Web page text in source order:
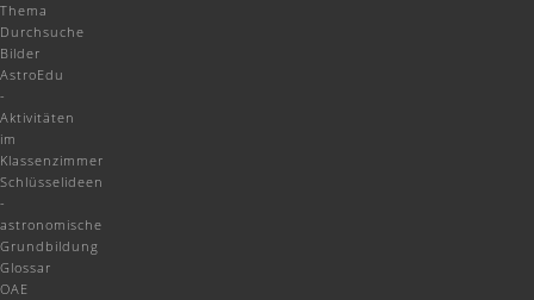
Thema
Durchsuche
Bilder
AstroEdu
-
Aktivitäten
im
Klassenzimmer
Schlüsselideen
-
astronomische
Grundbildung
Glossar
OAE